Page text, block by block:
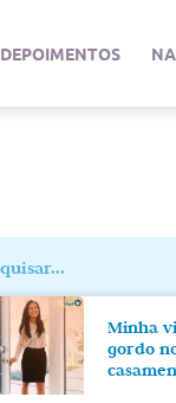
DEPOIMENTOS
Minha
gordo